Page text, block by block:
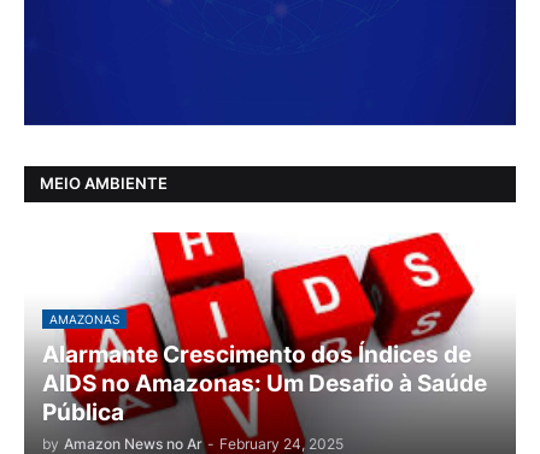
MEIO AMBIENTE
AMAZONAS
Alarmante Crescimento dos Índices de
AIDS no Amazonas: Um Desafio à Saúde
Pública
by Amazon News no Ar - February 24, 2025